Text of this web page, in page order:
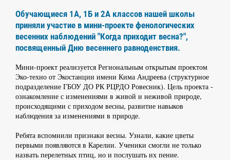
Обучающиеся 1А, 1Б и 2А классов нашей школы
приняли участие в мини-проекте фенологических
весенних наблюдений "Когда приходит весна?",
посвященный Дню весеннего равноденствия.
Мини-проект реализуется Региональным открытым проектом
Эко-техно от Экостанции имени Кима Андреева (структурное
подразделение ГБОУ ДО РК РЦРДО Ровесник). Цель проекта -
ознакомление с изменениями в живой и неживой природе,
происходящими с приходом весны, развитие навыков
наблюдения за изменениями в природе.
Ребята вспомнили признаки весны. Узнали, какие цветы
первыми появляются в Карелии. Ученики смогли не только
назвать перелетных птиц, но и послушать их пение.